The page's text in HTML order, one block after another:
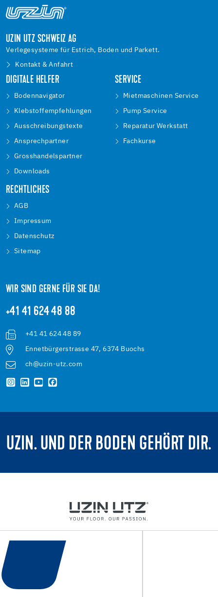
UZIN UTZ SCHWEIZ AG
Verlegesysteme für Estrich, Boden und Parkett.
Kontakt & Anfahrt
DIGITALE HELFER
Bodennavigator
Klebstoffempfehlungen
Ausschreibungstexte
Ansprechpartner
Grosshandelspartner
Downloads
SERVICE
Mietmaschinen Service
Pump Service
Reparatur Werkstatt
Fachkurse
RECHTLICHES
AGB
Impressum
Datenschutz
Sitemap
WIR SIND GERNE FÜR SIE DA!
+41 41 624 48 88
+41 41 624 48 89
Ennetbürgerstrasse 47, 6374 Buochs
ch@uzin-utz.com
UZIN. UND DER BODEN GEHÖRT DIR.